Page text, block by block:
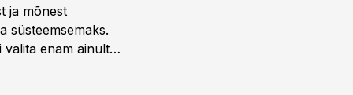
ja mõnest
süsteemsemaks.
enam ainult